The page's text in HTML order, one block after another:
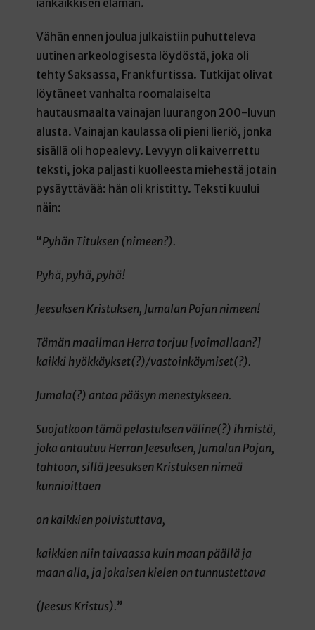
iankaikkisen elämän.
Vähän ennen joulua julkaistiin puhutteleva
uutinen arkeologisesta löydöstä, joka oli
tehty Saksassa, Frankfurtissa. Tutkijat olivat
löytäneet vanhalta roomalaiselta
hautausmaalta vainajan luurangon 200-luvun
alusta. Vainajan kaulassa oli pieni lieriö, jonka
sisällä oli hopealevy. Levyyn oli kaiverrettu
teksti, joka paljasti kuolleesta miehestä jotain
pysäyttävää: hän oli kristitty. Teksti kuului
näin:
“Pyhän Tituksen (nimeen?).
Pyhä, pyhä, pyhä!
Jeesuksen Kristuksen, Jumalan Pojan nimeen!
Tämän maailman Herra torjuu [voimallaan?]
kaikki hyökkäykset(?)/vastoinkäymiset(?).
Jumala(?) antaa pääsyn menestykseen.
Suojatkoon tämä pelastuksen väline(?) ihmistä,
joka antautuu Herran Jeesuksen, Jumalan Pojan,
tahtoon, sillä Jeesuksen Kristuksen nimeä
kunnioittaen
on kaikkien polvistuttava,
kaikkien niin taivaassa kuin maan päällä ja
maan alla, ja jokaisen kielen on tunnustettava
(Jeesus Kristus).”